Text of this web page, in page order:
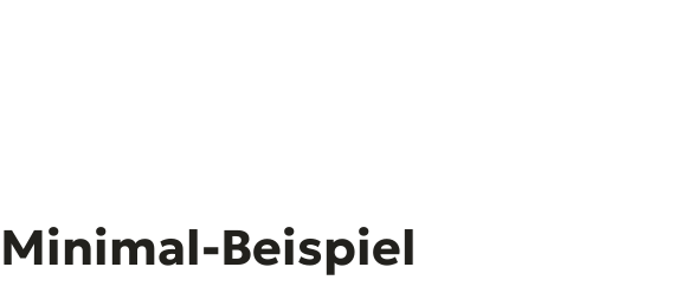
Minimal-Beispiel